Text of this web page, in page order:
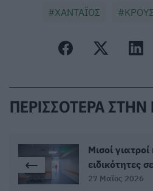
ΧΑΝΤΑΪΟΣ
ΠΕΡΙΣΣΟΤΕΡΑ ΣΤΗΝ
Μισοί
ειδικότητες
27 Μαϊος 2026